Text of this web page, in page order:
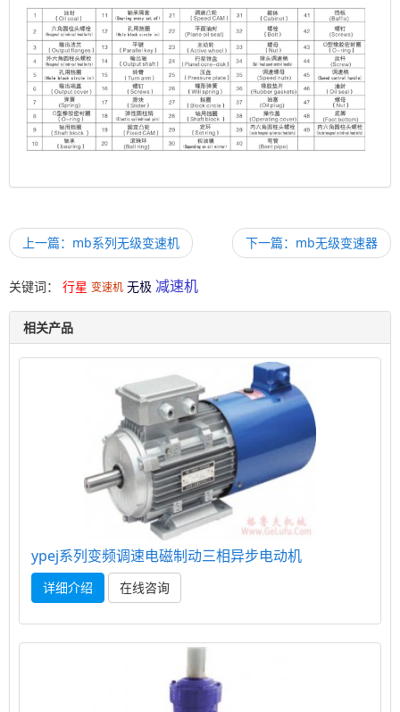
上一篇：mb系列无级变速机 下一篇：mb无级变速器
关键词： 行星 变速机 无极 减速机
相关产品
ypej系列变频调速电磁制动三相异步电动机
详细介绍 在线咨询